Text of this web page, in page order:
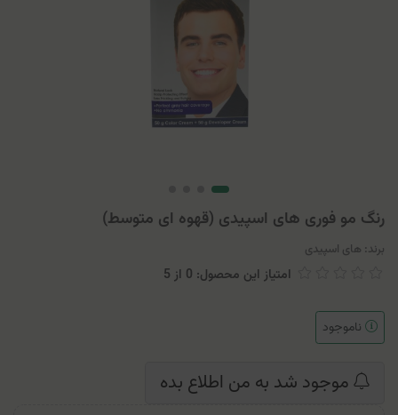
رنگ مو فوری های اسپیدی (قهوه ای متوسط)
برند: های اسپیدی
امتیاز این محصول: 0 از 5
ناموجود
موجود شد به من اطلاع بده